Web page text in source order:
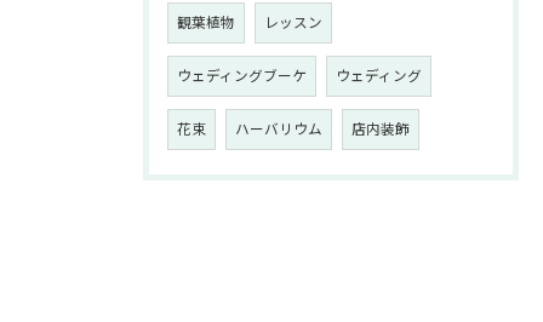
観葉植物 レッスン
ウェディングブーケ ウェディング
花束 ハーバリウム 店内装飾